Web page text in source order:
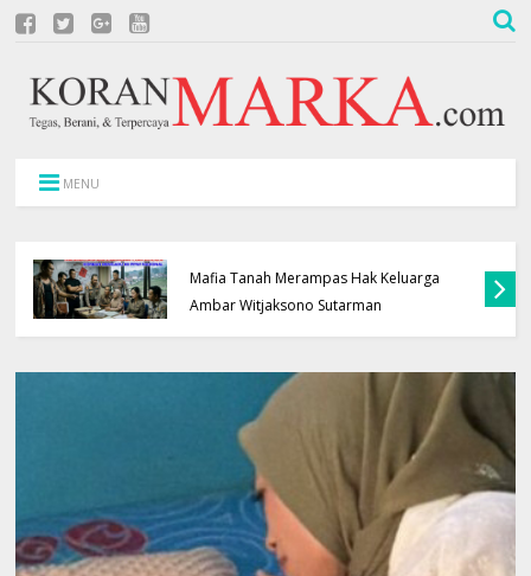
MENU
Mafia Tanah Merampas Hak Keluarga
Ambar Witjaksono Sutarman